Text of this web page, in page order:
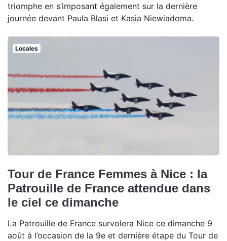
triomphe en s’imposant également sur la dernière
journée devant Paula Blasi et Kasia Niewiadoma.
Locales
Tour de France Femmes à Nice : la
Patrouille de France attendue dans
le ciel ce dimanche
La Patrouille de France survolera Nice ce dimanche 9
août à l’occasion de la 9e et dernière étape du Tour de